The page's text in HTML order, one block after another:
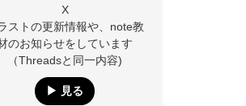
X
ストの更新情報や、note教
のお知らせをしています
（Threadsと同一内容)
▶︎ 見る